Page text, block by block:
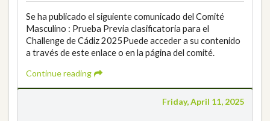
Se ha publicado el siguiente comunicado del Comité
Masculino : Prueba Previa clasificatoria para el
Challenge de Cádiz 2025Puede acceder a su contenido
a través de este enlace o en la página del comité.
Continue reading
Friday, April 11, 2025